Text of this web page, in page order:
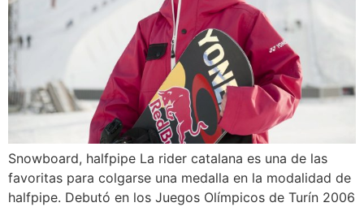
Snowboard, halfpipe La rider catalana es una de las
favoritas para colgarse una medalla en la modalidad de
halfpipe. Debutó en los Juegos Olímpicos de Turín 2006